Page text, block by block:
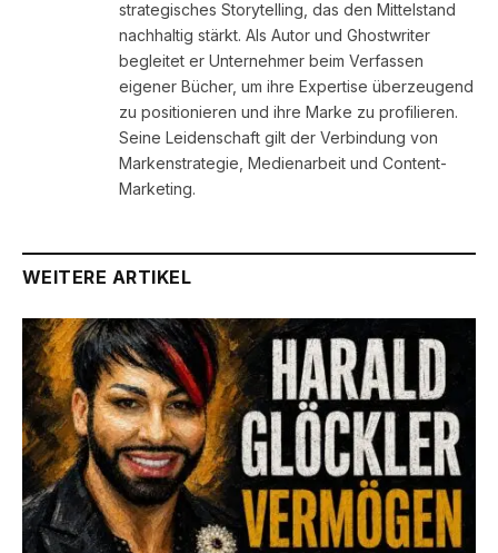
strategisches Storytelling, das den Mittelstand
nachhaltig stärkt. Als Autor und Ghostwriter
begleitet er Unternehmer beim Verfassen
eigener Bücher, um ihre Expertise überzeugend
zu positionieren und ihre Marke zu profilieren.
Seine Leidenschaft gilt der Verbindung von
Markenstrategie, Medienarbeit und Content-
Marketing.
WEITERE ARTIKEL